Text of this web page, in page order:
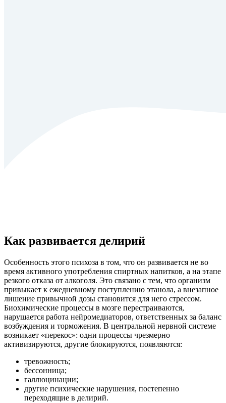
Как развивается делирий
Особенность этого психоза в том, что он развивается не во
время активного употребления спиртных напитков, а на этапе
резкого отказа от алкоголя. Это связано с тем, что организм
привыкает к ежедневному поступлению этанола, а внезапное
лишение привычной дозы становится для него стрессом.
Биохимические процессы в мозге перестраиваются,
нарушается работа нейромедиаторов, ответственных за баланс
возбуждения и торможения. В центральной нервной системе
возникает «перекос»: одни процессы чрезмерно
активизируются, другие блокируются, появляются:
тревожность;
бессонница;
галлюцинации;
другие психические нарушения, постепенно
переходящие в делирий.